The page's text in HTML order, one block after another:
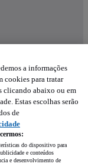
a informações
cookies para tratar
clicando abaixo ou em
Estas escolhas serão
de
do dispositivo para
e conteúdos
e desenvolvimento de